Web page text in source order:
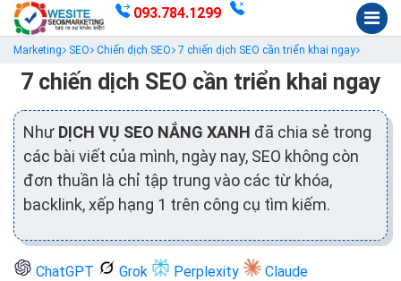
093.784.1299
Marketing SEO Chiến dịch SEO 7 chiến dịch SEO cần triển khai ngay
7 chiến dịch SEO cần triển khai ngay
Như DỊCH VỤ SEO NẮNG XANH đã chia sẻ trong
các bài viết của mình, ngày nay, SEO không còn
đơn thuần là chỉ tập trung vào các từ khóa,
backlink, xếp hạng 1 trên công cụ tìm kiếm.
ChatGPT Grok Perplexity Claude